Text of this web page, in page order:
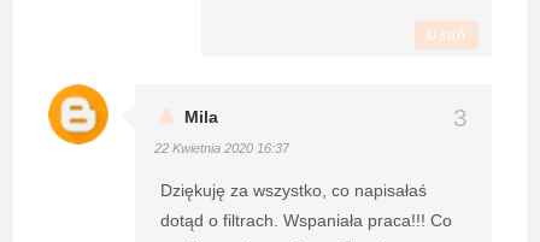
Usuń
Mila
22 Kwietnia 2020 16:37
Dziękuję za wszystko, co napisałaś
dotąd o filtrach. Wspaniała praca!!! Co